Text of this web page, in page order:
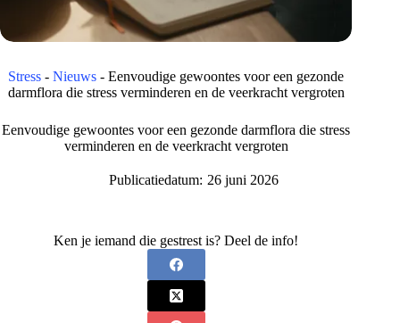
Stress -Nieuws -Eenvoudige gewoontes voor een gezonde
darmflora die stress verminderen en de veerkracht vergroten
Eenvoudige gewoontes voor een gezonde darmflora die stress
verminderen en de veerkracht vergroten
Publicatiedatum: 26 juni 2026
Ken je iemand die gestrest is? Deel de info!